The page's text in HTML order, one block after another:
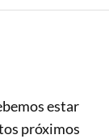
estar
próximos